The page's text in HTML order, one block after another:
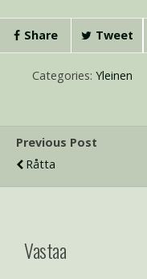
Share Tweet
Categories: Yleinen
Previous Post
Råtta
Vastaa